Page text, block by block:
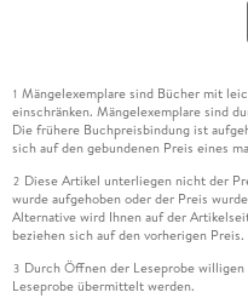
1 Mängelexemplare sind Bücher mit
einschränken. Mängelexemplare sind
Die frühere Buchpreisbindung ist
sich auf den gebundenen Preis eines
2 Diese Artikel unterliegen nicht der
wurde aufgehoben oder der Preis
Alternative wird Ihnen auf der
beziehen sich auf den vorherigen Preis.
3 Durch Öffnen der Leseprobe
Leseprobe übermittelt werden.